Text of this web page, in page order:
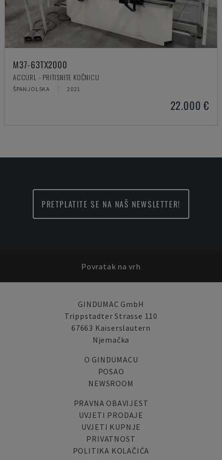
M37-63TX2000
ACCURL - PRITISNITE KOČNICU
ŠPANJOLSKA 2021
22.000 €
PRETPLATITE SE NA NAŠ NEWSLETTER!
Povratak na vrh
GINDUMAC GmbH
Trippstadter Strasse 110
67663 Kaiserslautern
Njemačka
O GINDUMACU
POSAO
NEWSROOM
PRAVNA OBAVIJEST
UVJETI PRODAJE
UVJETI KUPNJE
PRIVATNOST
POLITIKA KOLAČIĆA